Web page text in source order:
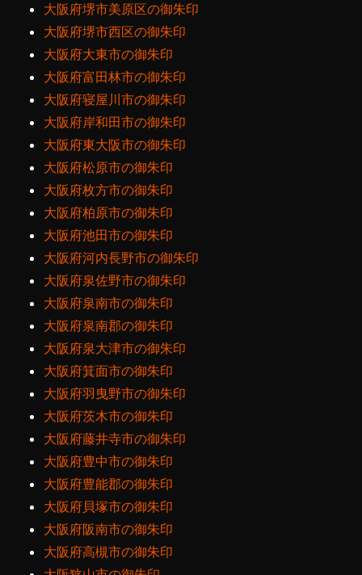
大阪府堺市美原区の御朱印
大阪府堺市西区の御朱印
大阪府大東市の御朱印
大阪府富田林市の御朱印
大阪府寝屋川市の御朱印
大阪府岸和田市の御朱印
大阪府東大阪市の御朱印
大阪府松原市の御朱印
大阪府枚方市の御朱印
大阪府柏原市の御朱印
大阪府池田市の御朱印
大阪府河内長野市の御朱印
大阪府泉佐野市の御朱印
大阪府泉南市の御朱印
大阪府泉南郡の御朱印
大阪府泉大津市の御朱印
大阪府箕面市の御朱印
大阪府羽曳野市の御朱印
大阪府茨木市の御朱印
大阪府藤井寺市の御朱印
大阪府豊中市の御朱印
大阪府豊能郡の御朱印
大阪府貝塚市の御朱印
大阪府阪南市の御朱印
大阪府高槻市の御朱印